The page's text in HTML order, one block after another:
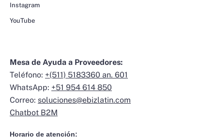
Instagram
YouTube
Mesa de Ayuda a Proveedores:
Teléfono: +(511) 5183360 an. 601
WhatsApp: +51 954 614 850
Correo: soluciones@ebizlatin.com
Chatbot B2M
Horario de atención: